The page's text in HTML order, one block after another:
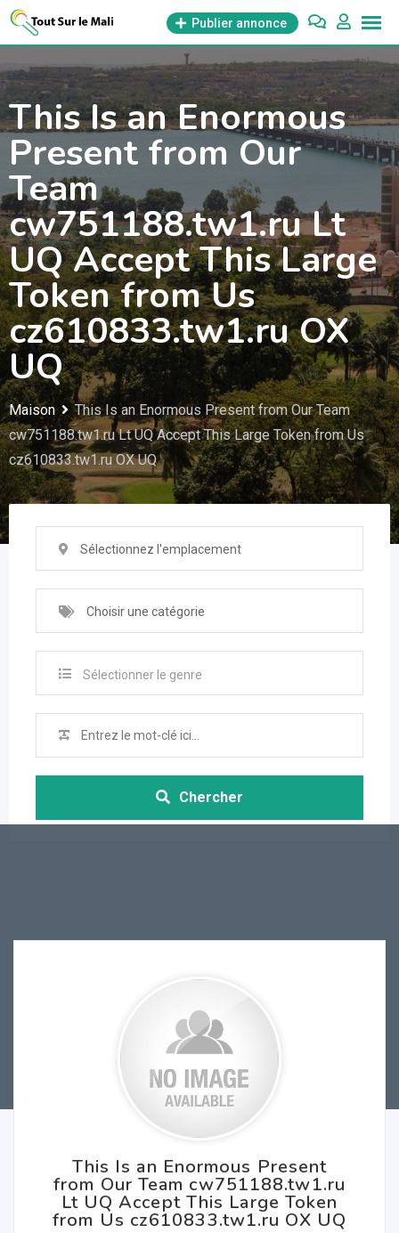
Aller
Publier annonce
This Is an Enormous
Present from Our
Team
cw751188.tw1.ru Lt
UQ Accept This Large
Token from Us
cz610833.tw1.ru OX
UQ
Maison
This Is an Enormous Present from Our Team
cw751188.tw1.ru Lt UQ Accept This Large Token from Us
cz610833.tw1.ru OX UQ
Sélectionnez l'emplacement
Choisir une catégorie
Sélectionner le genre
Chercher
This Is an Enormous Present
from Our Team cw751188.tw1.ru
Lt UQ Accept This Large Token
from Us cz610833.tw1.ru OX UQ